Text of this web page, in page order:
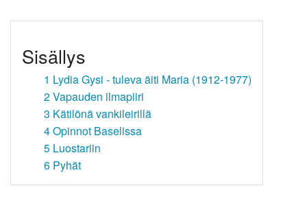
Sisällys
1 Lydia Gysi - tuleva äiti Maria (1912-1977)
2Vapauden ilmapiiri
3 Kätilönä vankileirillä
4Opinnot Baselissa
5 Luostariin
6 Pyhät